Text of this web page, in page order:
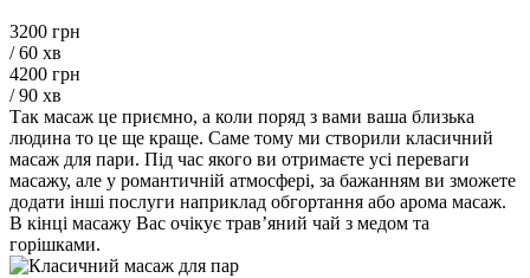
3200 грн
/ 60 хв
4200 грн
/ 90 хв
Так масаж це приємно, а коли поряд з вами ваша близька
людина то це ще краще. Саме тому ми створили класичний
масаж для пари. Під час якого ви отримаєте усі переваги
масажу, але у романтичній атмосфері, за бажанням ви зможете
додати інші послуги наприклад обгортання або арома масаж.
В кінці масажу Вас очікує трав’яний чай з медом та
горішками.